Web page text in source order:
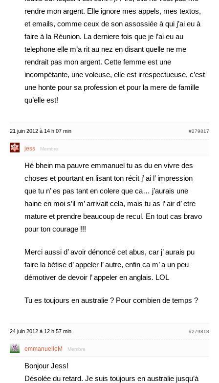
rendre mon argent. Elle ignore mes appels, mes textos,
et emails, comme ceux de son assossiée à qui j’ai eu à
faire à la Réunion. La derniere fois que je l’ai eu au
telephone elle m’a rit au nez en disant quelle ne me
rendrait pas mon argent. Cette femme est une
incompétante, une voleuse, elle est irrespectueuse, c’est
une honte pour sa profession et pour la mere de famille
qu’elle est!
21 juin 2012 à 14 h 07 min #279817
jess Membre
Hé bhein ma pauvre emmanuel tu as du en vivre des
choses et pourtant en lisant ton récit j’ ai l’ impression
que tu n’ es pas tant en colere que ca… j’aurais une
haine en moi s’il m’ arrivait cela, mais tu as l’ air d’ etre
mature et prendre beaucoup de recul. En tout cas bravo
pour ton courage !!!
Merci aussi d’ avoir dénoncé cet abus, car j’ aurais pu
faire la bétise d’ appeler l’ autre, enfin ca m’ a un peu
démotiver de devoir l’ appeler en anglais. LOL
Tu es toujours en australie ? Pour combien de temps ?
24 juin 2012 à 12 h 57 min #279818
emmanuelleM Membre
Bonjour Jess!
Désolée du retard. Je suis toujours en australie jusqu’à